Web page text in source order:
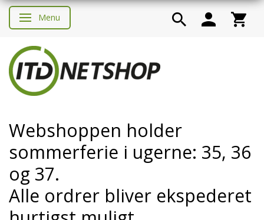
Skifte navigation
Menu
Webshoppen holder
sommerferie i ugerne: 35, 36
og 37.
Alle ordrer bliver ekspederet